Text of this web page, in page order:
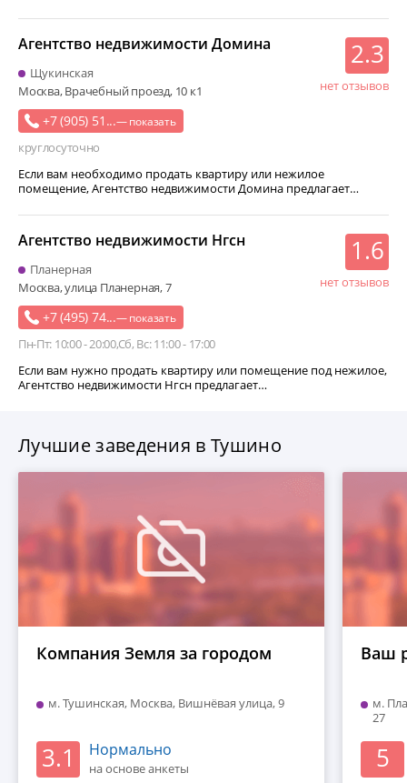
+7 (905) 51...— показать
круглосуточно
Агентство недвижимости Домина 2.3
нет отзывов
Щукинская
Москва, Врачебный проезд, 10 к1
Если вам необходимо продать квартиру или нежилое
помещение, Агентство недвижимости Домина предлагает…
+7 (495) 74...— показать
Пн-Пт: 10:00 - 20:00Сб, Вс: 11:00 - 17:00
Агентство недвижимости Нгсн 1.6
нет отзывов
Планерная
Москва, улица Планерная, 7
Если вам нужно продать квартиру или помещение под нежилое,
Агентство недвижимости Нгсн предлагает…
Лучшие заведения в Тушино
Компания Земля за городом
м. Тушинская, Москва, Вишнёвая улица, 9
3.1 Нормально
на основе анкеты
Ваш
м.
27
5